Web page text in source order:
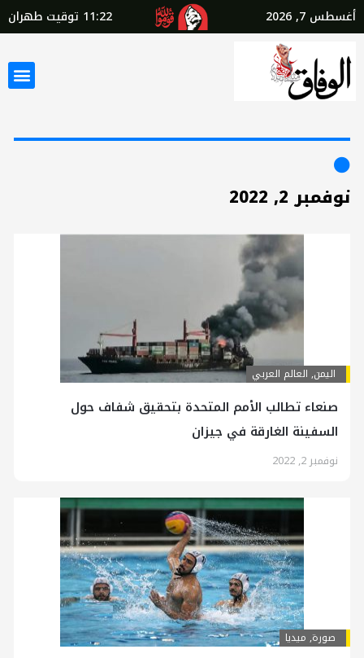
أغسطس 7, 2026 11:22 توقيت طهران
نوفمبر 2, 2022
اليمن, العالم العربي
صنعاء تطالب الأمم المتحدة بتحقيق شفاف حول
السفينة الغارقة في جيزان
نوفمبر 2, 2022
صورة, ميديا